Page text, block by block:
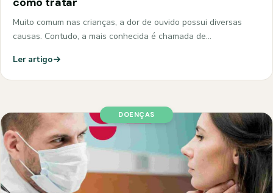
Muito comum nas crianças, a dor de ouvido possui diversas
causas. Contudo, a mais conhecida é chamada de…
Ler artigo
DOENÇAS